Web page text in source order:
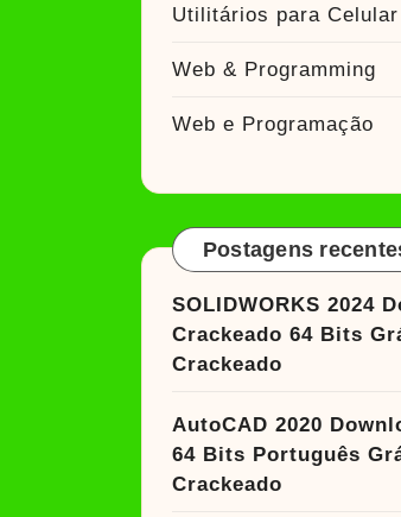
Utilitários para Celular
Web & Programming
Web e Programação
Postagens
SOLIDWORKS 2024
Crackeado 64 Bits
Crackeado
AutoCAD 2020
64 Bits Português
Crackeado